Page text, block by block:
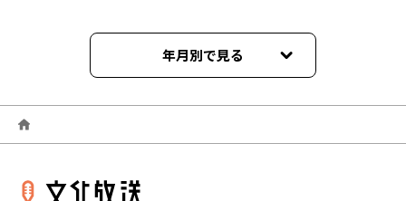
年月別で見る
2026年06月
2026年05月
2026年04月